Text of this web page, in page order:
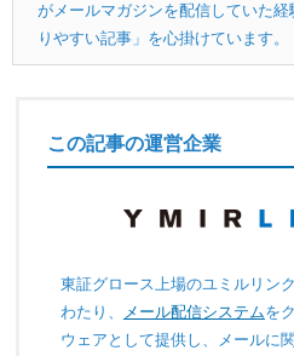
がメールマガジンを配信していた
りやすい記事」を心掛けています。
この記事の運営企業
東証グロース上場のユミルリン
わたり、
メール配信システムを
ウェアとして提供し、メールに